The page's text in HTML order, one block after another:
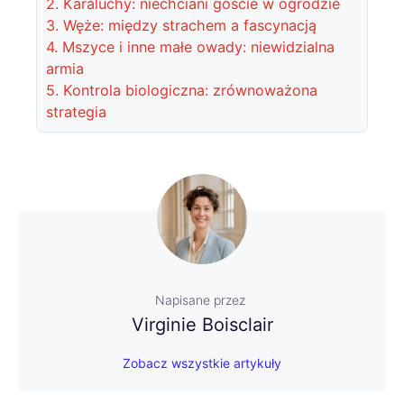
3. Węże: między strachem a fascynacją
4. Mszyce i inne małe owady: niewidzialna
armia
5. Kontrola biologiczna: zrównoważona
strategia
Napisane przez
Virginie Boisclair
Zobacz wszystkie artykuły